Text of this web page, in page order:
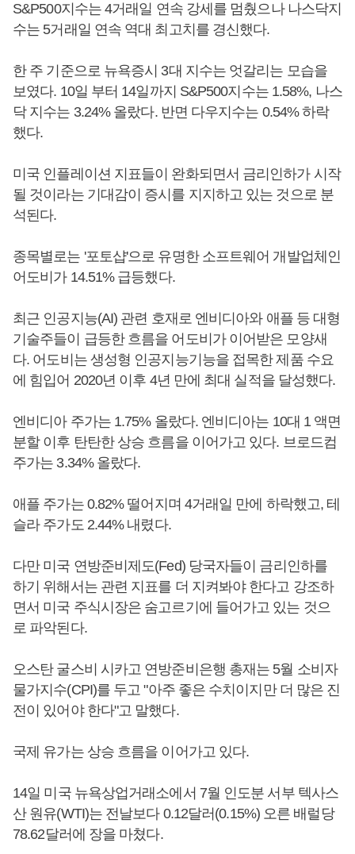
S&P500지수는 4거래일 연속 강세를 멈췄으나 나스닥지
수는 5거래일 연속 역대 최고치를 경신했다.
한 주 기준으로 뉴욕증시 3대 지수는 엇갈리는 모습을
보였다. 10일 부터 14일까지 S&P500지수는 1.58%, 나스
닥 지수는 3.24% 올랐다. 반면 다우지수는 0.54% 하락
했다.
미국 인플레이션 지표들이 완화되면서 금리인하가 시작
될 것이라는 기대감이 증시를 지지하고 있는 것으로 분
석된다.
종목별로는 '포토샵'으로 유명한 소프트웨어 개발업체인
어도비가 14.51% 급등했다.
최근 인공지능(AI) 관련 호재로 엔비디아와 애플 등 대형
기술주들이 급등한 흐름을 어도비가 이어받은 모양새
다. 어도비는 생성형 인공지능기능을 접목한 제품 수요
에 힘입어 2020년 이후 4년 만에 최대 실적을 달성했다.
엔비디아 주가는 1.75% 올랐다. 엔비디아는 10대 1 액면
분할 이후 탄탄한 상승 흐름을 이어가고 있다. 브로드컴
주가는 3.34% 올랐다.
애플 주가는 0.82% 떨어지며 4거래일 만에 하락했고, 테
슬라 주가도 2.44% 내렸다.
다만 미국 연방준비제도(Fed) 당국자들이 금리인하를
하기 위해서는 관련 지표를 더 지켜봐야 한다고 강조하
면서 미국 주식시장은 숨고르기에 들어가고 있는 것으
로 파악된다.
오스탄 굴스비 시카고 연방준비은행 총재는 5월 소비자
물가지수(CPI)를 두고 "아주 좋은 수치이지만 더 많은 진
전이 있어야 한다"고 말했다.
국제 유가는 상승 흐름을 이어가고 있다.
14일 미국 뉴욕상업거래소에서 7월 인도분 서부 텍사스
산 원유(WTI)는 전날보다 0.12달러(0.15%) 오른 배럴당
78.62달러에 장을 마쳤다.